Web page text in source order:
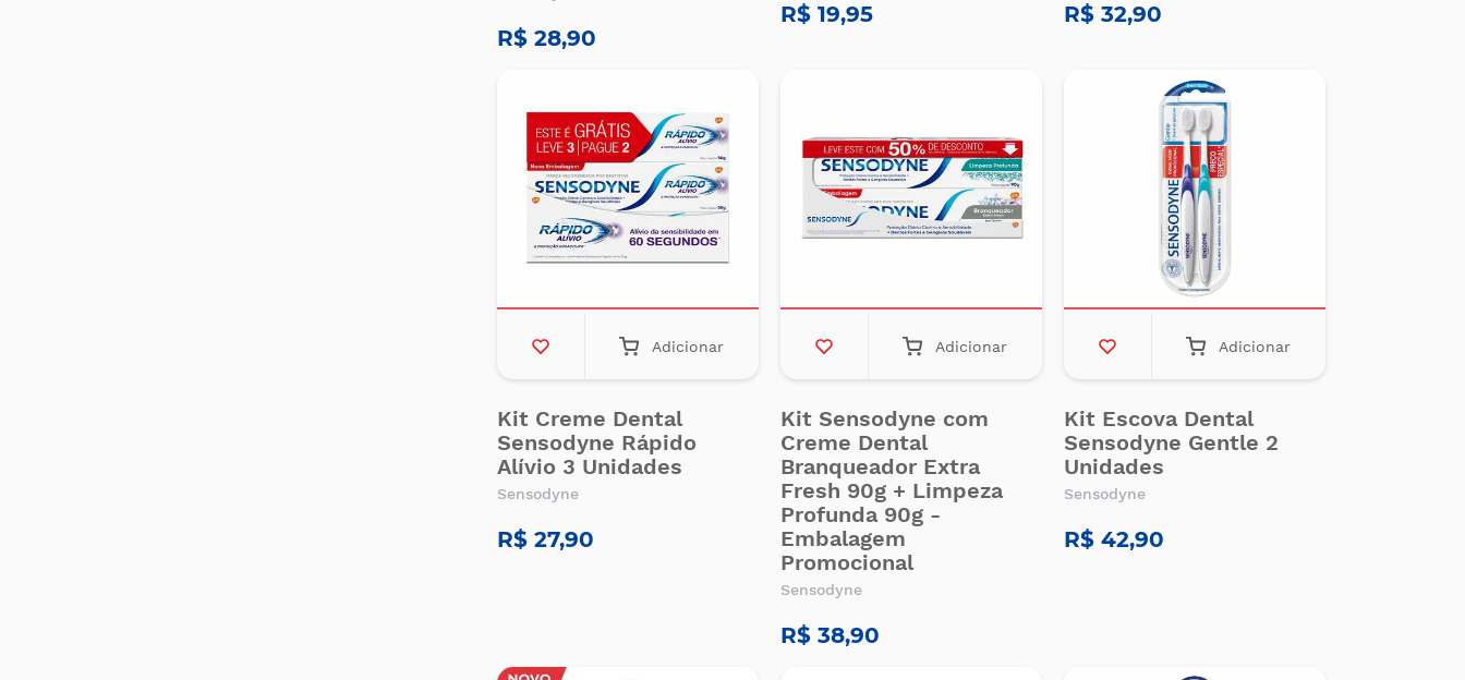
R$ 28,90
R$ 19,95 R$ 32,90
Adicionar
Kit Creme Dental
Sensodyne Rápido
Alívio 3 Unidades
Sensodyne
R$ 27,90
Adicionar
Kit Sensodyne com
Creme Dental
Branqueador Extra
Fresh 90g + Limpeza
Profunda 90g -
Embalagem
Promocional
Sensodyne
R$ 38,90
Adicionar
Kit Escova Dental
Sensodyne Gentle 2
Unidades
Sensodyne
R$ 42,90